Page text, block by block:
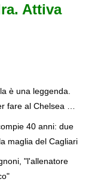
Attiva
è una leggenda.
fare al Chelsea ciò
40 anni: due
maglia del Cagliari
"l'allenatore